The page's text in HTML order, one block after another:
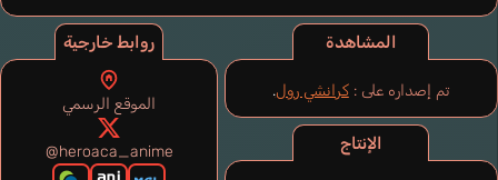
المشاهدة
تم إصداره على : كرانشي رول.
الإنتاج
روابط خارجية
الموقع الرسمي
@heroaca_anime